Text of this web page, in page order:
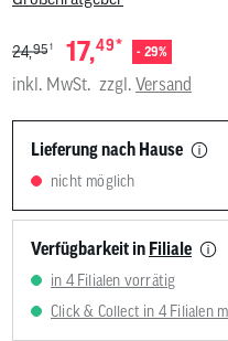
24,95 1 17,49* - 29%
inkl. MwSt. zzgl. Versand
Lieferung nach Hause
nicht möglich
Verfügbarkeit in Filiale
in 4 Filialen vorrätig
Click & Collect in 4 Filialen